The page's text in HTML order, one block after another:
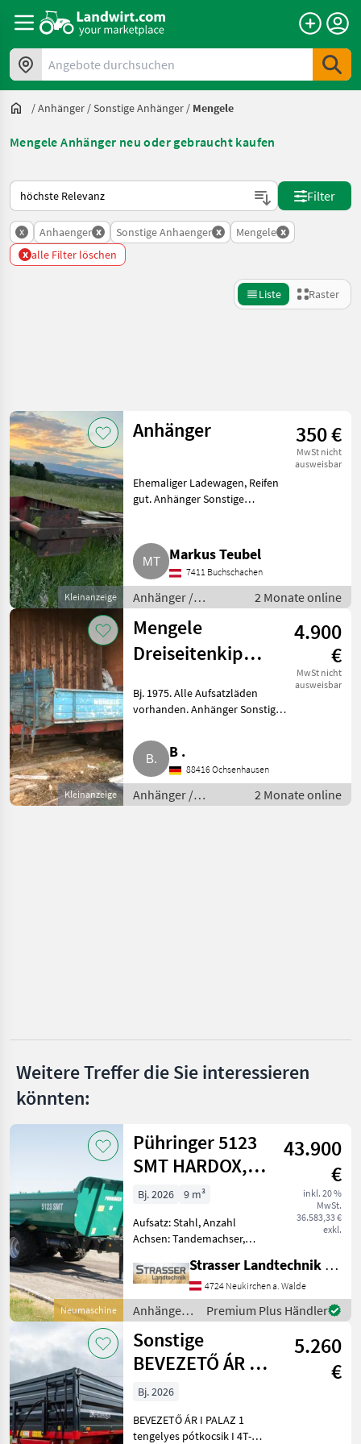
Angebote durchsuchen
/Anhänger /Sonstige Anhänger / Mengele
Mengele Anhänger neu oder gebraucht kaufen
So wird auf Landwirt.com sortiert
Filter
x Anhaenger x Sonstige Anhaenger x Mengele x
x alle Filter löschen
Liste Raster
Kategorie 4 Land Filter
AKTUELLER
PFAD
Landtechnik
Anhaenger
Sonstige
Anhaenger
Mengele
KATEGORIE
WÄHLEN
Mengele
Fliegl
Möslein
Ifor Williams
Zurücksetzen
Ergebnisse
anzeigen
Kleinanzeige
Anhänger 350 €
MwSt nicht
ausweisbar
Ehemaliger Ladewagen, Reifen
gut. Anhänger Sonstige
Markus Teubel
7411 Buchschachen
Anhänger /
Sonstige Anhänger
2 Monate online
Kleinanzeige
Mengele
Dreiseitenkipper
4.900
€
MwSt nicht
ausweisbar
Bj. 1975. Alle Aufsatzläden
vorhanden. Anhänger Sonstige
B .
88416 Ochsenhausen
Anhänger /
Sonstige Anhänger
2 Monate online
Weitere Treffer die Sie interessieren
könnten:
Neumaschine
Pühringer 5123
SMT HARDOX,
20t
43.900
€
inkl. 20 %
MwSt.
36.583,33 €
exkl.
Bj. 2026
9 m³
Aufsatz: Stahl, Anzahl
Achsen: Tandemachser,
Kipper, Bremse:
Druckluftbremse,
Mittelrunge, Typenschein,
Sattelstützwinde,
Automatische Rückwand,
Hyd
Strasser Landtechnik GmbH
4724 Neukirchen a. Walde
Anhänger /
Pühringer
Premium Plus Händler
Sonstige
BEVEZETŐ ÁR I
PALAZ 1
tengelyes
pótkocsik I 4T-8
5.260
€
Bj. 2026
BEVEZETŐ ÁR I PALAZ 1
tengelyes pótkocsik I 4T-8T